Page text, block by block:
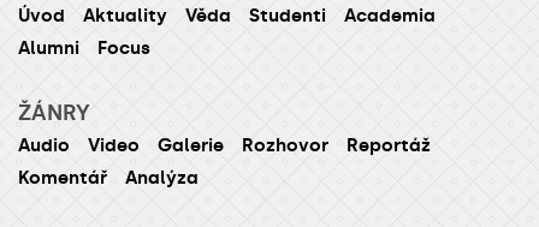
Úvod Aktuality Věda Studenti
Academia
Alumni
Focus
ŽÁNRY
Audio Video Galerie Rozhovor
Reportáž
Komentář
Analýza